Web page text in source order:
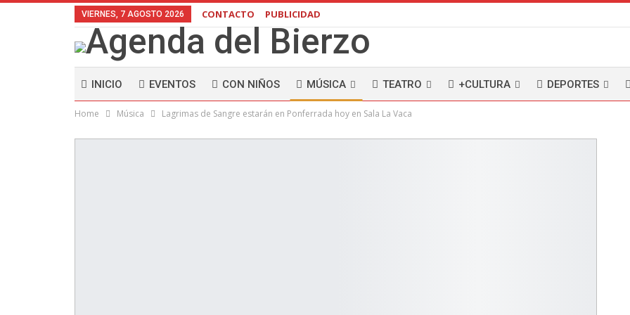
VIERNES, 7 AGOSTO 2026 CONTACTO PUBLICIDAD
INICIO EVENTOS CON NIÑOS MÚSICA TEATRO +CULTURA DEPORTES
Home Música Lagrimas de Sangre estarán en Ponferrada hoy en Sala La Vaca